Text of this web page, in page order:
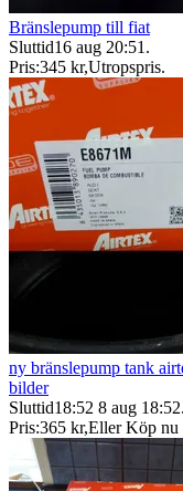
Bränslepump till fiat
Sluttid16 aug 20:51 .
Pris:345 kr,Utropspris.
ny bränslepump tank
bilder
Sluttid18:52 8 aug 18:52.
Pris:365 kr,Eller Köp nu